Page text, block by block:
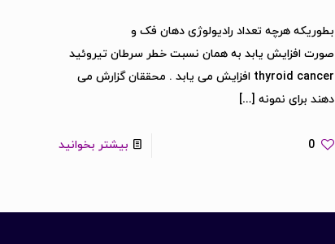
بطوریکه هرچه تعداد رادیولوژی دهان فک و
صورت افزایش یابد به همان نسبت خطر سرطان تیروئید
thyroid cancer افزایش می یابد . محققان گزارش می
دهند برای نمونه[…]
0 بیشتر بخوانید